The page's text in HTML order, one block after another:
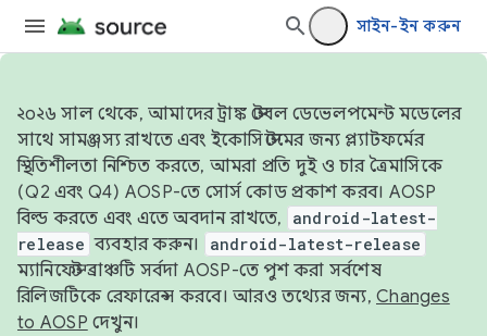
সাইন-ইন করুন
২০২৬ সাল থেকে, আমাদের ট্রাঙ্ক স্টেবল ডেভেলপমেন্ট মডেলের
সাথে সামঞ্জস্য রাখতে এবং ইকোসিস্টেমের জন্য প্ল্যাটফর্মের
স্থিতিশীলতা নিশ্চিত করতে, আমরা প্রতি দুই ও চার ত্রৈমাসিকে
(Q2 এবং Q4) AOSP-তে সোর্স কোড প্রকাশ করব। AOSP
বিল্ড করতে এবং এতে অবদান রাখতে,
android-latest-
release ব্যবহার করুন। android-latest-release
ম্যানিফেস্ট ব্রাঞ্চটি সর্বদা AOSP-তে পুশ করা সর্বশেষ
রিলিজটিকে রেফারেন্স করবে। আরও তথ্যের জন্য, Changes
to AOSP দেখুন।